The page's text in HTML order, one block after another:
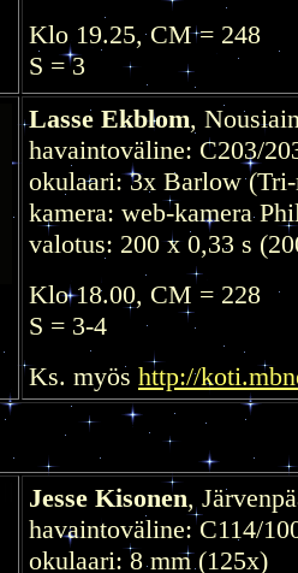
Klo 19.25, CM = 248
S = 3
Lasse Ekblom,
havaintoväline: C203/
okulaari: 3x Barlow
kamera: web-kamera
valotus: 200 x 0,33 s
Klo 18.00, CM = 228
S = 3-4
Ks. myös http://
Jesse Kisonen,
havaintoväline: C114/
okulaari: 8 mm (125x)